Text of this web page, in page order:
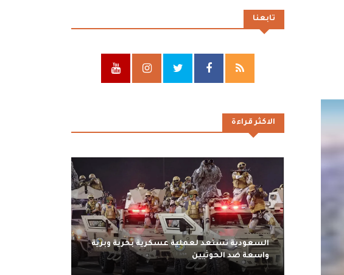
تابعنا
الاكثر قراءة
السعودية تستعد لعملية عسكرية بحرية وبرية
واسعة ضد الحوثيين